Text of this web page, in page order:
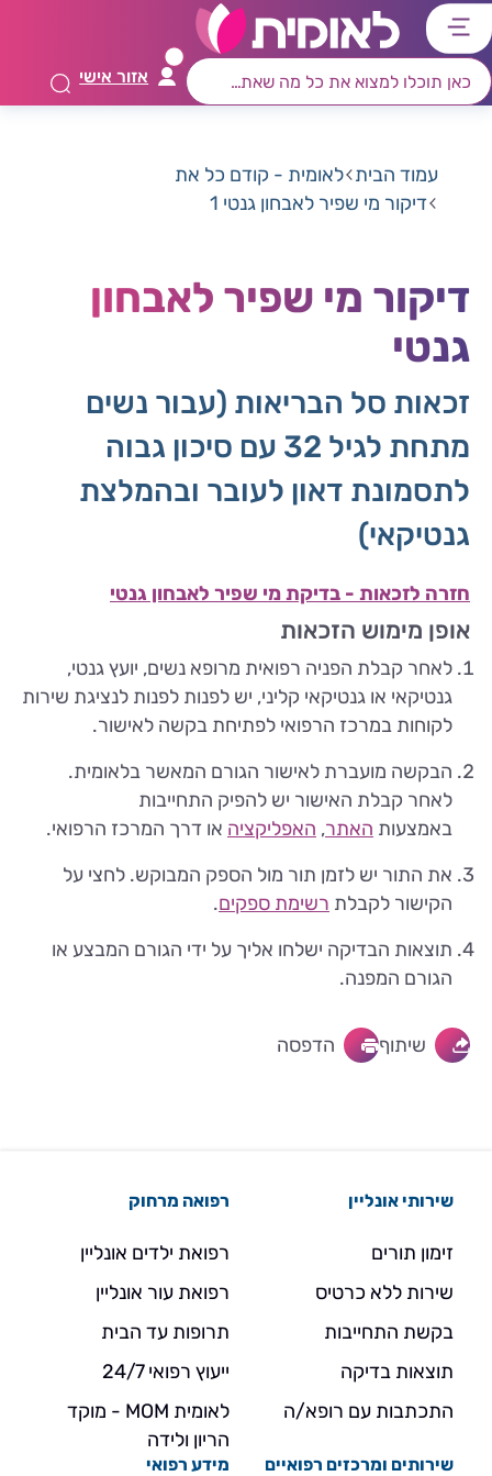
דלג
לתפריט
ראשי
דלג
לרכיב
חיפוש
דלג
לתוכן
מרכזי
דלג
לאזור
קישורים
אזור אישי
עמוד הבית לאומית - קודם כל את
דיקור מי שפיר לאבחון גנטי 1
דיקור מי שפיר לאבחון
גנטי
זכאות סל הבריאות (עבור נשים
מתחת לגיל 32 עם סיכון גבוה
לתסמונת דאון לעובר ובהמלצת
גנטיקאי)
חזרה לזכאות - בדיקת מי שפיר לאבחון גנטי
אופן מימוש הזכאות
לאחר קבלת הפניה רפואית מרופא נשים, יועץ גנטי,
גנטיקאי או גנטיקאי קליני, יש לפנות לפנות לנציגת שירות
לקוחות במרכז הרפואי לפתיחת בקשה לאישור.
הבקשה מועברת לאישור הגורם המאשר בלאומית.
לאחר קבלת האישור יש להפיק התחייבות
באמצעות האתר, האפליקציה או דרך המרכז הרפואי.
את התור יש לזמן תור מול הספק המבוקש. לחצי על
הקישור לקבלת רשימת ספקים.
תוצאות הבדיקה ישלחו אליך על ידי הגורם המבצע או
הגורם המפנה.
שיתוף הדפסה
שירותי אונליין
זימון תורים
שירות ללא כרטיס
בקשת התחייבות
תוצאות בדיקה
התכתבות עם רופא/ה
רפואה מרחוק
רפואת ילדים אונליין
רפואת עור אונליין
תרופות עד הבית
ייעוץ רפואי 24/7
לאומית MOM - מוקד
הריון ולידה
שירותים ומרכזים רפואיים מידע רפואי